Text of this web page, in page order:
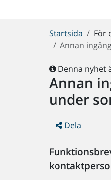
Du
är
Startsida För
Annan
Denna nyhet
Annan
under
Dela